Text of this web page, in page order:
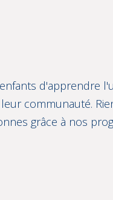
d'apprendre
communauté.
grâce à nos